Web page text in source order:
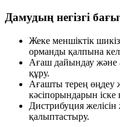
Дамудың негізгі
Жеке меншіктік
орманды қалпына
Ағаш дайындау және
құру.
Ағашты терең өңдеу
кәсіпорындарын іске
Дистрибуция
қалыптастыру.